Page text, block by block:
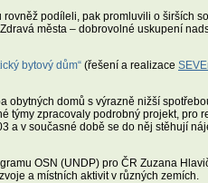
podíleli, pak promluvili o širších
města – dobrovolné uskupení
bytový dům“ (řešení a realizace
obytných domů s výrazně nižší
týmy zpracovaly podrobný projekt,
a v současné době se do něj stěhují
OSN (UNDP) pro ČR Zuzana
a místních aktivit v různých zemích.